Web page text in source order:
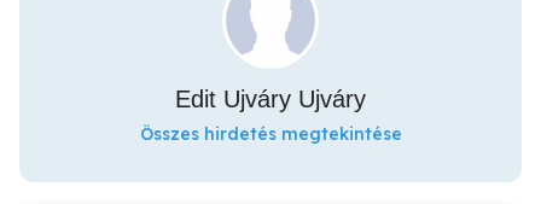
Edit Ujváry Ujváry
Összes hirdetés megtekintése